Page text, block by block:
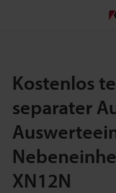
Kostenlos
separater
XN12N